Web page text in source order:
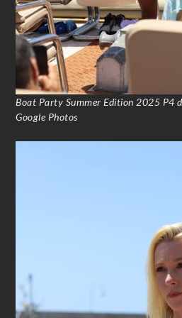
Boat Party Summer Edition 2025 P4
Google Photos